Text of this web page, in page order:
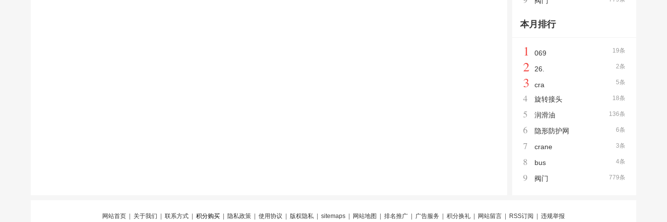
本月排行
19条
1 069
2条
2 26.
5条
3 cra
18条
4 旋转接头
136条
5 润滑油
6条
6 隐形防护网
3条
7 crane
4条
8 bus
779条
9 阀门
网站首页 关于我们 联系方式 积分购买 隐私政策 使用协议 版权隐私 sitemaps 网站地图 排名推广 广告服务 积分换礼 网站留言 RSS订阅 违规举报